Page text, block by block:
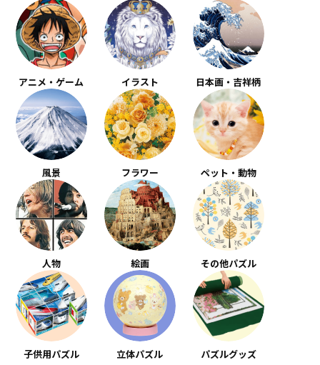
アニメ・ゲーム イラスト 日本画・吉祥柄
風景 フラワー ペット・動物
人物 絵画 その他パズル
子供用パズル 立体パズル パズルグッズ